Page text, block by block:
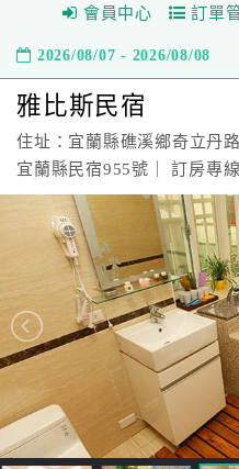
會員中心 訂單
2026/08/07 - 2026/08/08
雅比斯民宿
住址：宜蘭縣礁溪鄉奇立丹
宜蘭縣民宿955號｜ 訂房專